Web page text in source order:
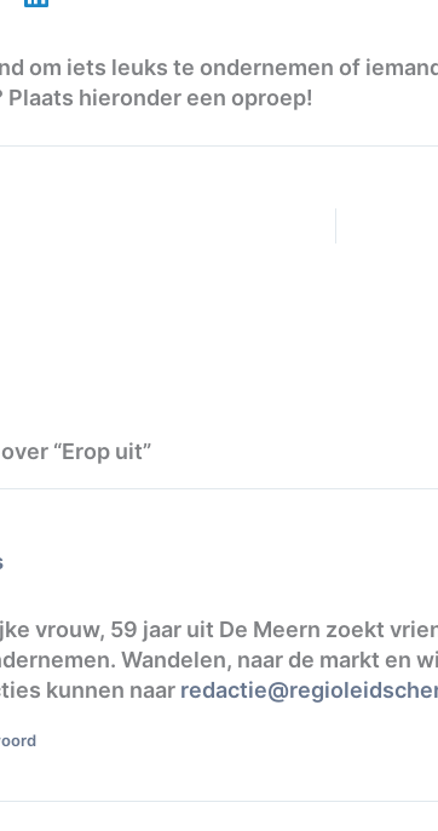
om iets leuks te ondernemen of
Plaats hieronder een oproep!
“Erop uit”
vrouw, 59 jaar uit De Meern zoekt
Wandelen, naar de markt en
kunnen naar